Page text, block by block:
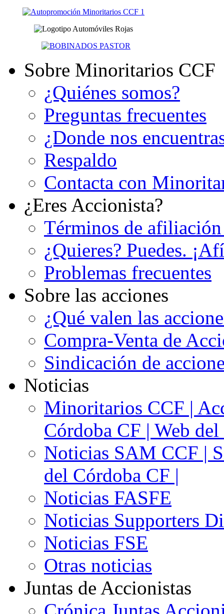
Sobre Minoritarios CCF
¿Quiénes somos?
Preguntas frecuentes
¿Donde nos
Respaldo
Contacta con
¿Eres Accionista?
Términos de
¿Quieres? Puedes.
Problemas frecuentes
Sobre las acciones
¿Qué valen las
Compra-Venta de
Sindicación de
Noticias
Minoritarios CCF |
Córdoba CF | Web
Noticias SAM CCF |
del Córdoba CF |
Noticias FASFE
Noticias Supporters
Noticias FSE
Otras noticias
Juntas de Accionistas